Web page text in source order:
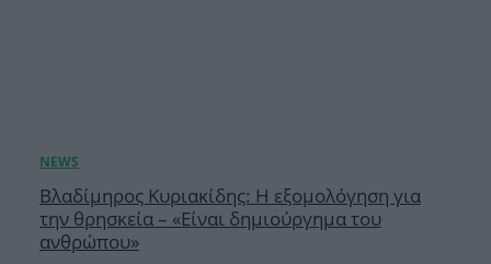
Βλαδίμηρος Κυριακίδης: Η εξομολόγηση για
την θρησκεία – «Είναι δημιούργημα του
ανθρώπου»